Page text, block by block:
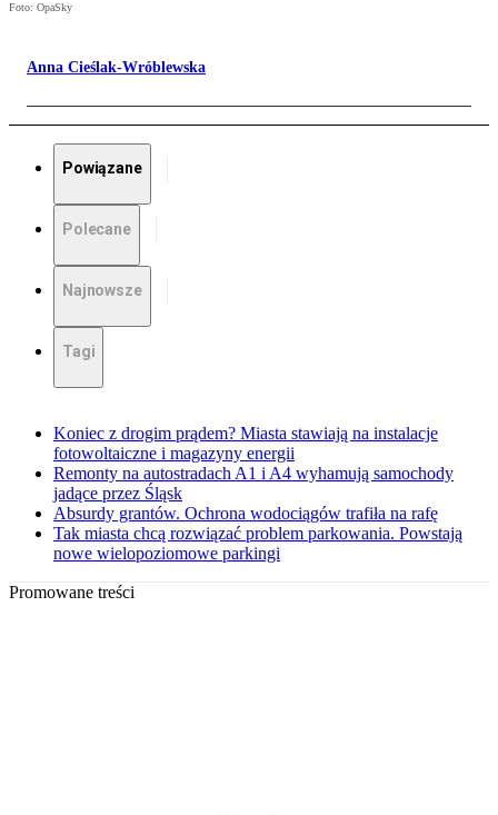
Foto: OpaSky
Anna Cieślak-Wróblewska
Powiązane
Polecane
Najnowsze
Tagi
Koniec z drogim prądem? Miasta stawiają na instalacje
fotowoltaiczne i magazyny energii
Remonty na autostradach A1 i A4 wyhamują samochody
jadące przez Śląsk
Absurdy grantów. Ochrona wodociągów trafiła na rafę
Tak miasta chcą rozwiązać problem parkowania. Powstają
nowe wielopoziomowe parkingi
Promowane treści